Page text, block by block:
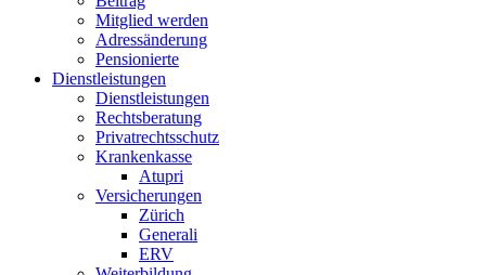
Mitglied werden
Adressänderung
Pensionierte
Dienstleistungen
Dienstleistungen
Rechtsberatung
Privatrechtsschutz
Krankenkasse
Atupri
Versicherungen
Zürich
Generali
ERV